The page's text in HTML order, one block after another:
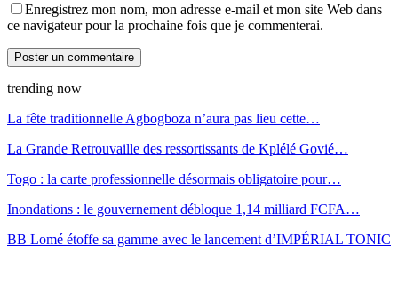
Enregistrez mon nom, mon adresse e-mail et mon site Web dans
ce navigateur pour la prochaine fois que je commenterai.
trending now
La fête traditionnelle Agbogboza n’aura pas lieu cette…
La Grande Retrouvaille des ressortissants de Kplélé Govié…
Togo : la carte professionnelle désormais obligatoire pour…
Inondations : le gouvernement débloque 1,14 milliard FCFA…
BB Lomé étoffe sa gamme avec le lancement d’IMPÉRIAL TONIC